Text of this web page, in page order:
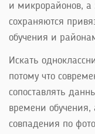
и микрорайонов, а
сохраняются
обучения и
Искать
потому что
сопоставлять
времени обучения,
совпадения по